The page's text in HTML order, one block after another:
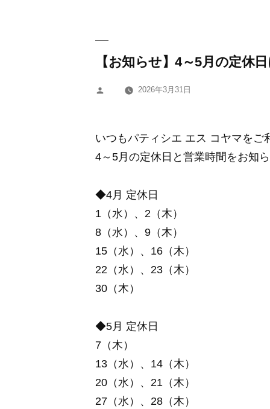
【お知らせ】4～5月の定休
2026年3月31日
いつもパティシエ エス コヤマを
4～5月の定休日と営業時間をお知
◆4月 定休日
1（水）、2（木）
8（水）、9（木）
15（水）、16（木）
22（水）、23（木）
30（木）
◆5月 定休日
7（木）
13（水）、14（木）
20（水）、21（木）
27（水）、28（木）